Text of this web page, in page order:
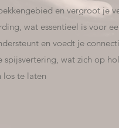
en vergroot je
wat essentieel is voor
en voedt je
spijsvertering, wat zich op
los te laten